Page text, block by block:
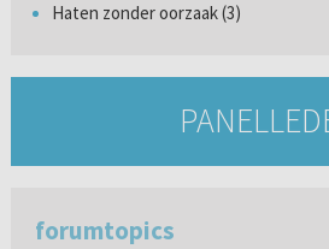
Haten zonder oorzaak (3)
forumtopics